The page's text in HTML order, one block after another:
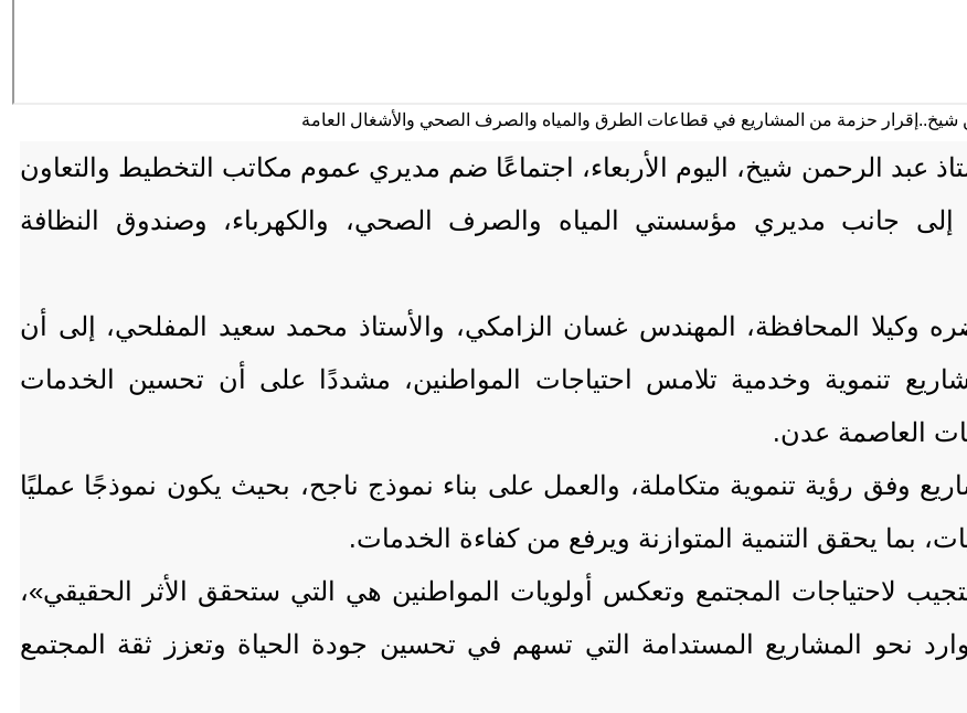
عبد الرحمن شيخ، اليوم الأربعاء، اجتماعًا ضم مديري عموم مكاتب التخطيط والتعاون
إلى جانب مديري مؤسستي المياه والصرف الصحي، والكهرباء، وصندوق النظافة
وكيلا المحافظة، المهندس غسان الزامكي، والأستاذ محمد سعيد المفلحي، إلى أن
مشاريع تنموية وخدمية تلامس احتياجات المواطنين، مشددًا على أن تحسين الخدمات
العاصمة عدن.
وفق رؤية تنموية متكاملة، والعمل على بناء نموذج ناجح، بحيث يكون نموذجًا عمليًا
بما يحقق التنمية المتوازنة ويرفع من كفاءة الخدمات.
لاحتياجات المجتمع وتعكس أولويات المواطنين هي التي ستحقق الأثر الحقيقي»،
نحو المشاريع المستدامة التي تسهم في تحسين جودة الحياة وتعزز ثقة المجتمع